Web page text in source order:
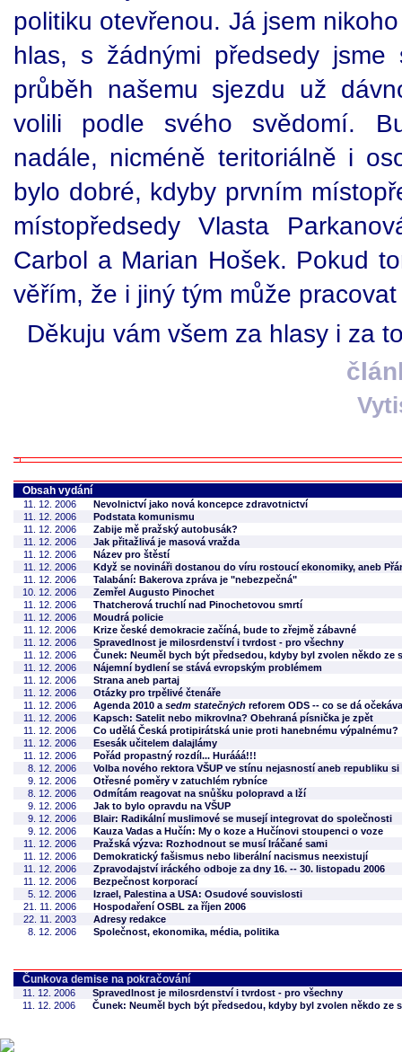
politiku otevřenou. Já jsem
hlas, s žádnými předsedy
průběh našemu sjezdu už
volili podle svého svědomí.
nadále, nicméně teritoriálně i
bylo dobré, kdyby prvním
místopředsedy Vlasta
Carbol a Marian Hošek. Pokud
věřím, že i jiný tým může
Děkuju vám všem za hlasy i za
Obsah vydání
11. 12. 2006
Nevolnictví jako nová koncepce zdravotnictví
11. 12. 2006
Podstata komunismu
11. 12. 2006
Zabije mě pražský autobusák?
11. 12. 2006
Jak přitažlivá je masová vražda
11. 12. 2006
Název pro štěstí
11. 12. 2006
Když se novináři dostanou do víru rostoucí ekonomiky, aneb
11. 12. 2006
Talabání: Bakerova zpráva je "nebezpečná"
10. 12. 2006
Zemřel Augusto Pinochet
11. 12. 2006
Thatcherová truchlí nad Pinochetovou smrtí
11. 12. 2006
Moudrá policie
11. 12. 2006
Krize české demokracie začíná, bude to zřejmě zábavné
11. 12. 2006
Spravedlnost je milosrdenství i tvrdost - pro všechny
11. 12. 2006
Čunek: Neuměl bych být předsedou, kdyby byl zvolen někdo ze
11. 12. 2006
Nájemní bydlení se stává evropským problémem
11. 12. 2006
Strana aneb partaj
11. 12. 2006
Otázky pro trpělivé čtenáře
11. 12. 2006
Agenda 2010 a sedm statečných reforem ODS -- co se dá
11. 12. 2006
Kapsch: Satelit nebo mikrovlna? Obehraná písnička je zpět
11. 12. 2006
Co udělá Česká protipirátská unie proti hanebnému výpalnému?
11. 12. 2006
Esesák učitelem dalajlámy
11. 12. 2006
Pořád propastný rozdíl... Hurááá!!!
8. 12. 2006
Volba nového rektora VŠUP ve stínu nejasností aneb republiku
9. 12. 2006
Otřesné poměry v zatuchlém rybníce
8. 12. 2006
Odmítám reagovat na snůšku polopravd a lží
9. 12. 2006
Jak to bylo opravdu na VŠUP
9. 12. 2006
Blair: Radikální muslimové se musejí integrovat do společnosti
9. 12. 2006
Kauza Vadas a Hučín: My o koze a Hučínovi stoupenci o voze
11. 12. 2006
Pražská výzva: Rozhodnout se musí Iráčané sami
11. 12. 2006
Demokratický fašismus nebo liberální nacismus neexistují
11. 12. 2006
Zpravodajství iráckého odboje za dny 16. -- 30. listopadu 2006
11. 12. 2006
Bezpečnost korporací
5. 12. 2006
Izrael, Palestina a USA: Osudové souvislosti
21. 11. 2006
Hospodaření OSBL za říjen 2006
22. 11. 2003
Adresy redakce
8. 12. 2006
Společnost, ekonomika, média, politika
Čunkova demise na pokračování
11. 12. 2006
Spravedlnost je milosrdenství i tvrdost - pro všechny
11. 12. 2006
Čunek: Neuměl bych být předsedou, kdyby byl zvolen někdo ze